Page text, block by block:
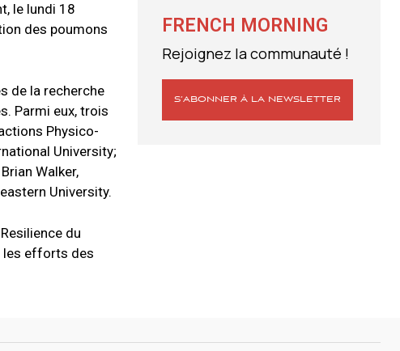
le lundi 18
des poumons
de la recherche
Parmi eux, trois
Physico-
University;
Walker,
University.
du
les efforts des
FRENCH MORNING
Rejoignez la communauté !
S’ABONNER À LA NEWSLETTER